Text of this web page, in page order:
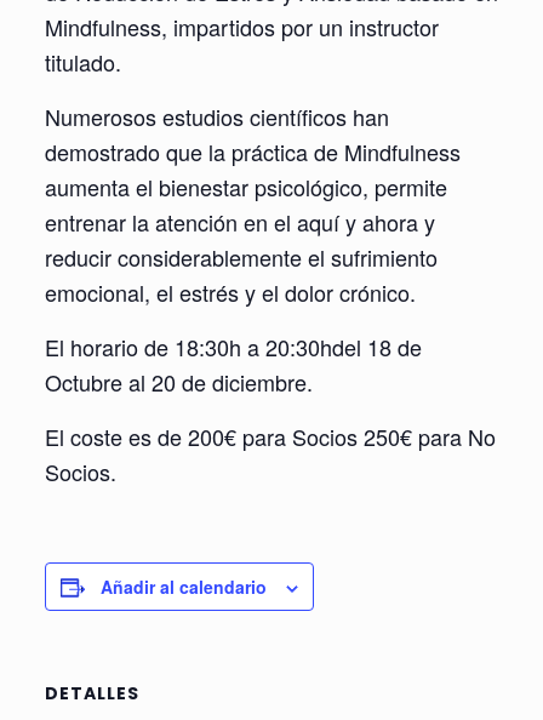
Mindfulness, impartidos por un instructor
titulado.
Numerosos estudios científicos han
demostrado que la práctica de Mindfulness
aumenta el bienestar psicológico, permite
entrenar la atención en el aquí y ahora y
reducir considerablemente el sufrimiento
emocional, el estrés y el dolor crónico.
El horario de 18:30h a 20:30hdel 18 de
Octubre al 20 de diciembre.
El coste es de 200€ para Socios 250€ para No
Socios.
Añadir al calendario
DETALLES